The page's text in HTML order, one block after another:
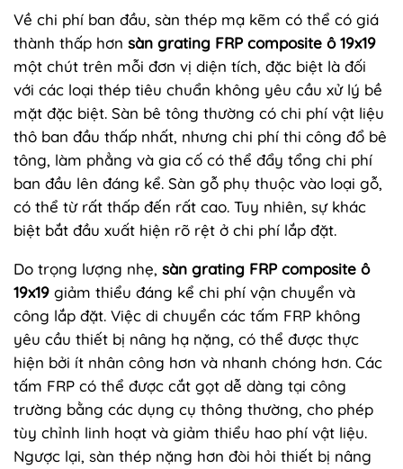
Về chi phí ban đầu, sàn thép mạ kẽm có thể có giá
thành thấp hơn sàn grating FRP composite ô 19x19
một chút trên mỗi đơn vị diện tích, đặc biệt là đối
với các loại thép tiêu chuẩn không yêu cầu xử lý bề
mặt đặc biệt. Sàn bê tông thường có chi phí vật liệu
thô ban đầu thấp nhất, nhưng chi phí thi công đổ bê
tông, làm phẳng và gia cố có thể đẩy tổng chi phí
ban đầu lên đáng kể. Sàn gỗ phụ thuộc vào loại gỗ,
có thể từ rất thấp đến rất cao. Tuy nhiên, sự khác
biệt bắt đầu xuất hiện rõ rệt ở chi phí lắp đặt.
Do trọng lượng nhẹ, sàn grating FRP composite ô
19x19 giảm thiểu đáng kể chi phí vận chuyển và
công lắp đặt. Việc di chuyển các tấm FRP không
yêu cầu thiết bị nâng hạ nặng, có thể được thực
hiện bởi ít nhân công hơn và nhanh chóng hơn. Các
tấm FRP có thể được cắt gọt dễ dàng tại công
trường bằng các dụng cụ thông thường, cho phép
tùy chỉnh linh hoạt và giảm thiểu hao phí vật liệu.
Ngược lại, sàn thép nặng hơn đòi hỏi thiết bị nâng